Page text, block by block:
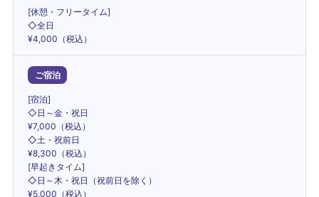
[休憩・フリータイム]
◇全日
¥4,000（税込）
ご宿泊
[宿泊]
◇日～金・祝日
¥7,000（税込）
◇土・祝前日
¥8,300（税込）
[早起きタイム]
◇日～木・祝日（祝前日を除く）
¥5,000（税込）